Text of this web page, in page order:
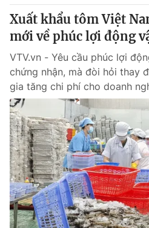
Thị trường 24h
VTV4
VTV9
Liên hệ tòa soạn
THỜI BÁO VTV
Theo dõi báo trên
Xuất khẩu tôm Việt
mới về phúc lợi động
VTV.vn - Yêu cầu phúc lợi
chứng nhận, mà đòi hỏi thay
gia tăng chi phí cho doanh